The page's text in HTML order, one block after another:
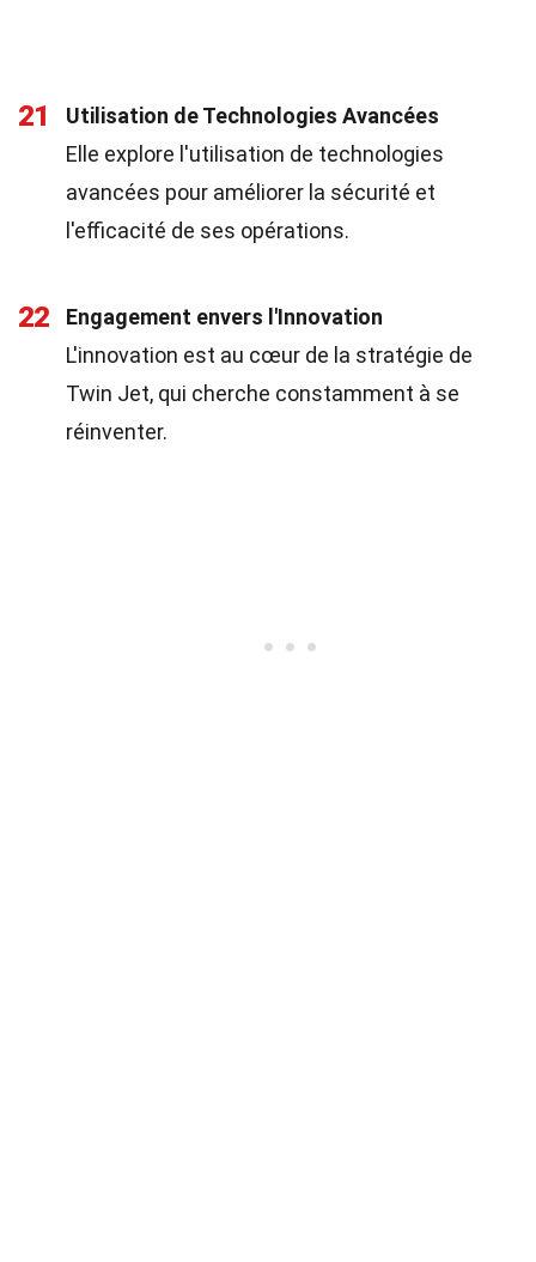
21
Utilisation de Technologies Avancées
Elle explore l'utilisation de technologies
avancées pour améliorer la sécurité et
l'efficacité de ses opérations.
22
Engagement envers l'Innovation
L'innovation est au cœur de la stratégie de
Twin Jet, qui cherche constamment à se
réinventer.